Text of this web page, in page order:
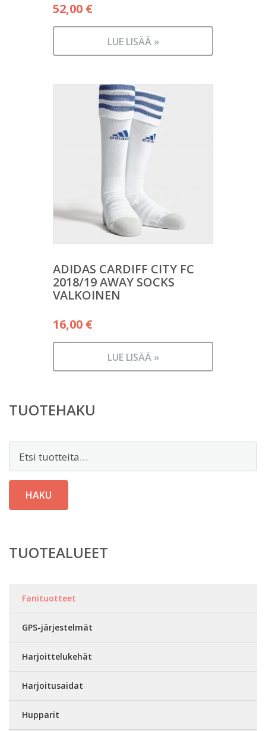
52,00 €
LUE LISÄÄ »
ADIDAS CARDIFF CITY FC
2018/19 AWAY SOCKS
VALKOINEN
16,00 €
LUE LISÄÄ »
TUOTEHAKU
HAKU
TUOTEALUEET
Fanituotteet
GPS-järjestelmät
Harjoittelukehät
Harjoitusaidat
Hupparit